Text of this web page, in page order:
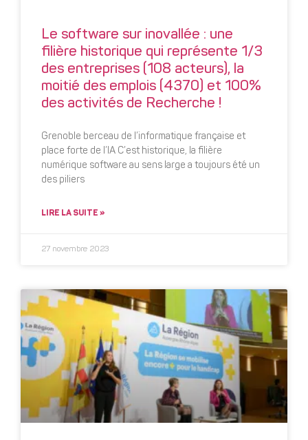
Le software sur inovallée : une
filière historique qui représente 1/3
des entreprises (108 acteurs), la
moitié des emplois (4370) et 100%
des activités de Recherche !
Grenoble berceau de l’informatique française et
place forte de l’IA C’est historique, la filière
numérique software au sens large a toujours été un
des piliers
LIRE LA SUITE »
27 novembre 2023